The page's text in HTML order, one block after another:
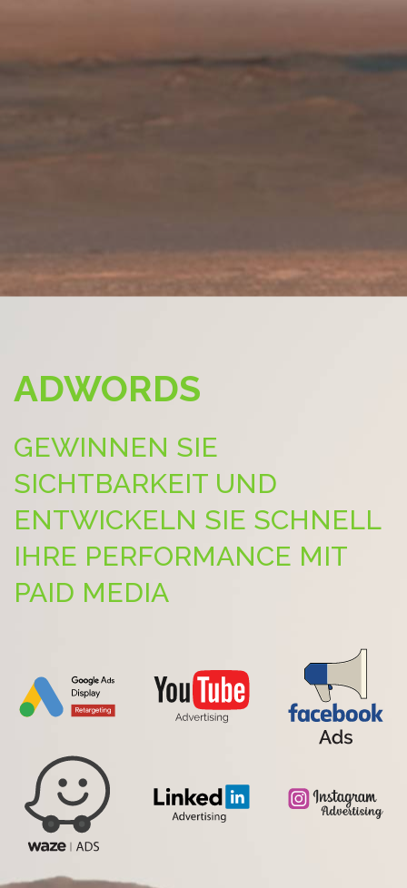
ADWORDS
GEWINNEN SIE
SICHTBARKEIT UND
ENTWICKELN SIE SCHNELL
IHRE PERFORMANCE MIT
PAID MEDIA